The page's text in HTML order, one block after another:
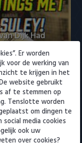
Dijk Had
Er worden
voor de werking van
te krijgen in het
website gebruikt
af te stemmen op
Tenslotte worden
om dingen te
social media cookies
ook uw